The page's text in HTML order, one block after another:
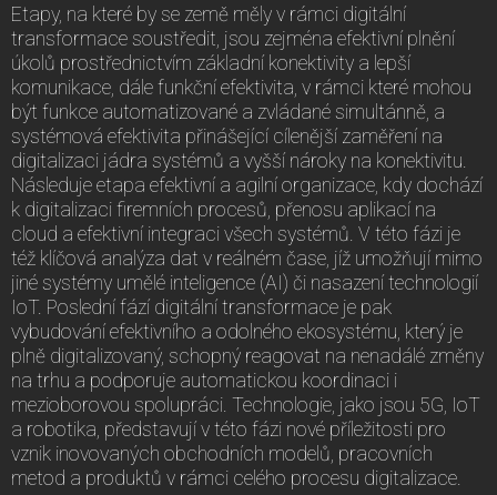
Etapy, na které by se země měly v rámci digitální
transformace soustředit, jsou zejména efektivní plnění
úkolů prostřednictvím základní konektivity a lepší
komunikace, dále funkční efektivita, v rámci které mohou
být funkce automatizované a zvládané simultánně, a
systémová efektivita přinášející cílenější zaměření na
digitalizaci jádra systémů a vyšší nároky na konektivitu.
Následuje etapa efektivní a agilní organizace, kdy dochází
k digitalizaci firemních procesů, přenosu aplikací na
cloud a efektivní integraci všech systémů. V této fázi je
též klíčová analýza dat v reálném čase, jíž umožňují mimo
jiné systémy umělé inteligence (AI) či nasazení technologií
IoT. Poslední fází digitální transformace je pak
vybudování efektivního a odolného ekosystému, který je
plně digitalizovaný, schopný reagovat na nenadálé změny
na trhu a podporuje automatickou koordinaci i
mezioborovou spolupráci. Technologie, jako jsou 5G, IoT
a robotika, představují v této fázi nové příležitosti pro
vznik inovovaných obchodních modelů, pracovních
metod a produktů v rámci celého procesu digitalizace.